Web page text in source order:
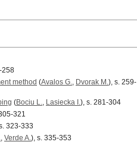
258
method (Avalos G., Dvorak M.), s. 259-
(Bociu L., Lasiecka I.), s. 281-304
321
323-333
, Verde A.), s. 335-353